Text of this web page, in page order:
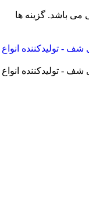
می باشد. گزینه ها